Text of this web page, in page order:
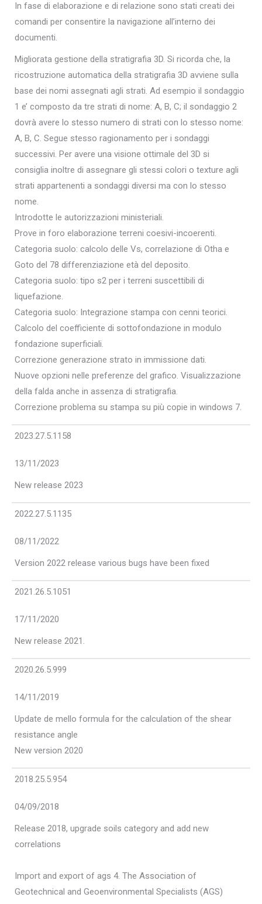
In fase di elaborazione e di relazione sono stati creati dei
comandi per consentire la navigazione all’interno dei
documenti.
Migliorata gestione della stratigrafia 3D. Si ricorda che, la
ricostruzione automatica della stratigrafia 3D avviene sulla
base dei nomi assegnati agli strati. Ad esempio il sondaggio
1 e’ composto da tre strati di nome: A, B, C; il sondaggio 2
dovrà avere lo stesso numero di strati con lo stesso nome:
A, B, C. Segue stesso ragionamento per i sondaggi
successivi. Per avere una visione ottimale del 3D si
consiglia inoltre di assegnare gli stessi colori o texture agli
strati appartenenti a sondaggi diversi ma con lo stesso
nome.
Introdotte le autorizzazioni ministeriali.
Prove in foro elaborazione terreni coesivi-incoerenti.
Categoria suolo: calcolo delle Vs, correlazione di Otha e
Goto del 78 differenziazione età del deposito.
Categoria suolo: tipo s2 per i terreni suscettibili di
liquefazione.
Categoria suolo: Integrazione stampa con cenni teorici.
Calcolo del coefficiente di sottofondazione in modulo
fondazione superficiali.
Correzione generazione strato in immissione dati.
Nuove opzioni nelle preferenze del grafico. Visualizzazione
della falda anche in assenza di stratigrafia.
Correzione problema su stampa su più copie in windows 7.
2023.27.5.1158
13/11/2023
New release 2023
2022.27.5.1135
08/11/2022
Version 2022 release various bugs have been fixed
2021.26.5.1051
17/11/2020
New release 2021.
2020.26.5.999
14/11/2019
Update de mello formula for the calculation of the shear
resistance angle
New version 2020
2018.25.5.954
04/09/2018
Release 2018, upgrade soils category and add new
correlations
Import and export of ags 4. The Association of
Geotechnical and Geoenvironmental Specialists (AGS)